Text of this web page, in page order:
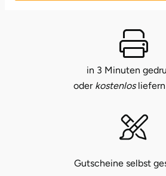
in 3 Minuten
oder kostenlosliefern
Gutscheine selbst